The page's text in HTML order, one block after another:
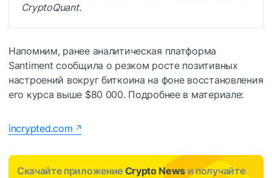
CryptoQuant.
Напомним, ранее аналитическая платформа
Santiment сообщила о резком росте позитивных
настроений вокруг биткоина на фоне восстановления
его курса выше $80 000. Подробнее в материале:
incrypted.com
Скачайте приложение Crypto News и получайте